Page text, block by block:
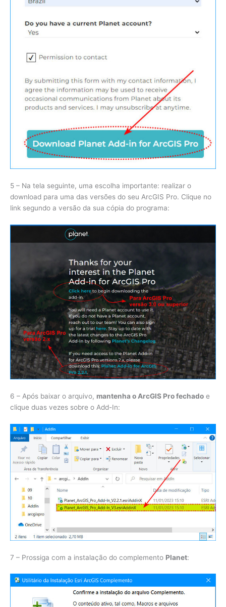
5 – Na tela seguinte, uma escolha importante: realizar o
download para uma das versões do seu ArcGIS Pro. Clique no
link segundo a versão da sua cópia do programa:
6 – Após baixar o arquivo, mantenha o ArcGIS Pro fechado e
clique duas vezes sobre o Add-In:
7 – Prossiga com a instalação do complemento Planet: